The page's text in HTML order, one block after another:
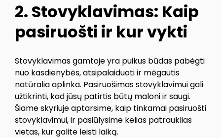
2. Stovyklavimas: Kaip
pasiruošti ir kur vykti
Stovyklavimas gamtoje yra puikus būdas pabėgti
nuo kasdienybės, atsipalaiduoti ir mėgautis
natūralia aplinka. Pasiruošimas stovyklavimui gali
užtikrinti, kad jūsų patirtis būtų maloni ir saugi.
Šiame skyriuje aptarsime, kaip tinkamai pasiruošti
stovyklavimui, ir pasiūlysime kelias patrauklias
vietas, kur galite leisti laiką.